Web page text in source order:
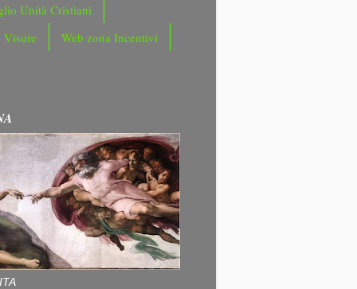
Unità Cristiani
Visure
Web zona Incentivi